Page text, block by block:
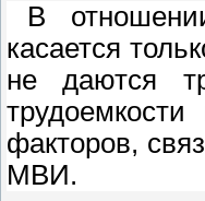
В
касается
не даются
факторов,
МВИ.